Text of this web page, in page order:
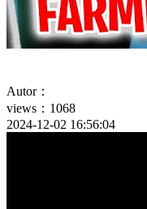
Autor：
views：1068
2024-12-02 16:56:04